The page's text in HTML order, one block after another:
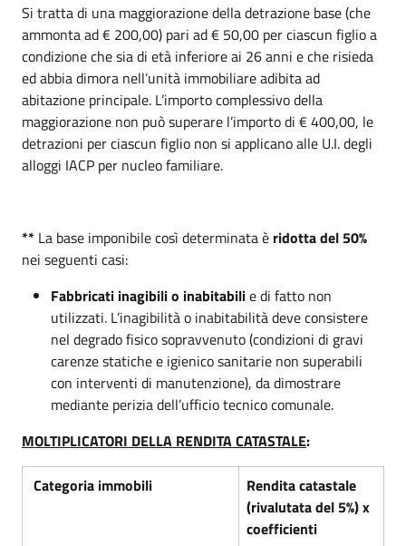
Si tratta di una maggiorazione della detrazione base (che
ammonta ad € 200,00) pari ad € 50,00 per ciascun figlio a
condizione che sia di età inferiore ai 26 anni e che risieda
ed abbia dimora nell’unità immobiliare adibita ad
abitazione principale. L’importo complessivo della
maggiorazione non può superare l’importo di € 400,00, le
detrazioni per ciascun figlio non si applicano alle U.I. degli
alloggi IACP per nucleo familiare.
** La base imponibile così determinata è ridotta del 50%
nei seguenti casi:
Fabbricati inagibili o inabitabilie di fatto non
utilizzati. L’inagibilità o inabitabilità deve consistere
nel degrado fisico sopravvenuto (condizioni di gravi
carenze statiche e igienico sanitarie non superabili
con interventi di manutenzione), da dimostrare
mediante perizia dell’ufficio tecnico comunale.
MOLTIPLICATORI DELLA RENDITA CATASTALE:
Categoria immobili
Rendita catastale
(rivalutata del 5%) x
coefficienti